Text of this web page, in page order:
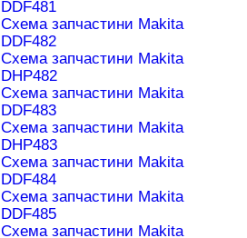
DDF481
Схема запчастини Makita
DDF482
Схема запчастини Makita
DHP482
Схема запчастини Makita
DDF483
Схема запчастини Makita
DHP483
Схема запчастини Makita
DDF484
Схема запчастини Makita
DDF485
Схема запчастини Makita